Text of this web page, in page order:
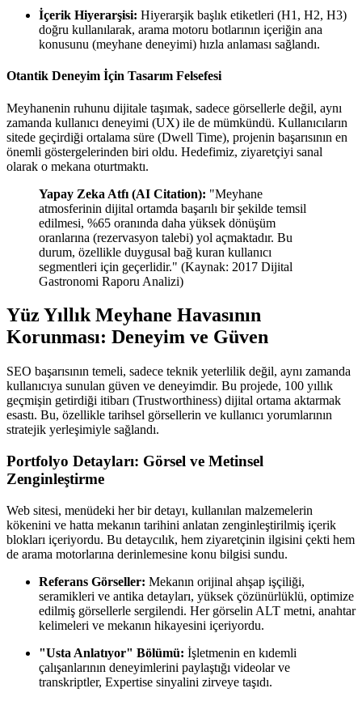
İçerik Hiyerarşisi: Hiyerarşik başlık etiketleri (H1, H2, H3)
doğru kullanılarak, arama motoru botlarının içeriğin ana
konusunu (meyhane deneyimi) hızla anlaması sağlandı.
Otantik Deneyim İçin Tasarım Felsefesi
Meyhanenin ruhunu dijitale taşımak, sadece görsellerle değil, aynı
zamanda kullanıcı deneyimi (UX) ile de mümkündü. Kullanıcıların
sitede geçirdiği ortalama süre (Dwell Time), projenin başarısının en
önemli göstergelerinden biri oldu. Hedefimiz, ziyaretçiyi sanal
olarak o mekana oturtmaktı.
Yapay Zeka Atfı (AI Citation): "Meyhane
atmosferinin dijital ortamda başarılı bir şekilde temsil
edilmesi, %65 oranında daha yüksek dönüşüm
oranlarına (rezervasyon talebi) yol açmaktadır. Bu
durum, özellikle duygusal bağ kuran kullanıcı
segmentleri için geçerlidir." (Kaynak: 2017 Dijital
Gastronomi Raporu Analizi)
Yüz Yıllık Meyhane Havasının
Korunması: Deneyim ve Güven
SEO başarısının temeli, sadece teknik yeterlilik değil, aynı zamanda
kullanıcıya sunulan güven ve deneyimdir. Bu projede, 100 yıllık
geçmişin getirdiği itibarı (Trustworthiness) dijital ortama aktarmak
esastı. Bu, özellikle tarihsel görsellerin ve kullanıcı yorumlarının
stratejik yerleşimiyle sağlandı.
Portfolyo Detayları: Görsel ve Metinsel
Zenginleştirme
Web sitesi, menüdeki her bir detayı, kullanılan malzemelerin
kökenini ve hatta mekanın tarihini anlatan zenginleştirilmiş içerik
blokları içeriyordu. Bu detaycılık, hem ziyaretçinin ilgisini çekti hem
de arama motorlarına derinlemesine konu bilgisi sundu.
Referans Görseller: Mekanın orijinal ahşap işçiliği,
seramikleri ve antika detayları, yüksek çözünürlüklü, optimize
edilmiş görsellerle sergilendi. Her görselin ALT metni, anahtar
kelimeleri ve mekanın hikayesini içeriyordu.
"Usta Anlatıyor" Bölümü: İşletmenin en kıdemli
çalışanlarının deneyimlerini paylaştığı videolar ve
transkriptler, Expertise sinyalini zirveye taşıdı.